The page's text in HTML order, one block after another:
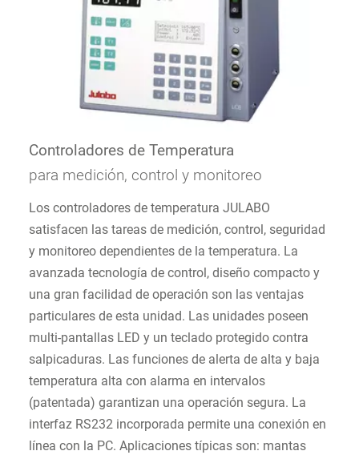
Controladores de Temperatura
para medición, control y monitoreo
Los controladores de temperatura JULABO
satisfacen las tareas de medición, control, seguridad
y monitoreo dependientes de la temperatura. La
avanzada tecnología de control, diseño compacto y
una gran facilidad de operación son las ventajas
particulares de esta unidad. Las unidades poseen
multi-pantallas LED y un teclado protegido contra
salpicaduras. Las funciones de alerta de alta y baja
temperatura alta con alarma en intervalos
(patentada) garantizan una operación segura. La
interfaz RS232 incorporada permite una conexión en
línea con la PC. Aplicaciones típicas son: mantas